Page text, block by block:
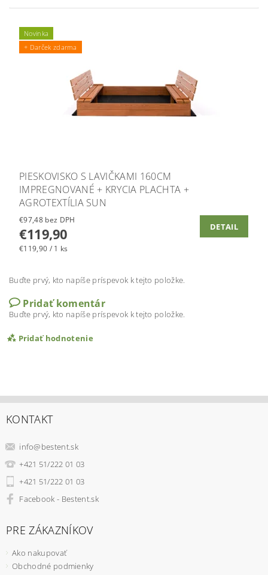
Novinka
+ Darček zdarma
PIESKOVISKO S LAVIČKAMI 160CM
IMPREGNOVANÉ + KRYCIA PLACHTA +
AGROTEXTÍLIA SUN
€97,48 bez DPH
€119,90
€119,90 / 1 ks
DETAIL
Buďte prvý, kto napíše príspevok k tejto položke.
Pridať komentár
Buďte prvý, kto napíše príspevok k tejto položke.
Pridať hodnotenie
KONTAKT
info@bestent.sk
+421 51/222 01 03
+421 51/222 01 03
Facebook - Bestent.sk
PRE ZÁKAZNÍKOV
Ako nakupovať
Obchodné podmienky